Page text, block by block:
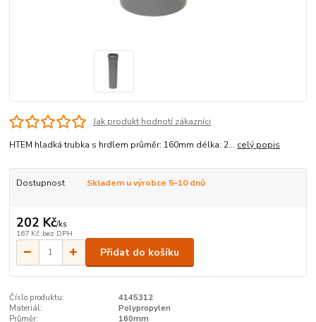
Jak produkt hodnotí zákazníci
HTEM hladká trubka s hrdlem průměr: 160mm délka: 2... celý popis
Dostupnost Skladem u výrobce 5–10 dnů
202 Kč/ks
167 Kč bez DPH
Přidat do košíku
Číslo produktu:
4145312
Materiál:
Polypropylen
Průměr:
160mm